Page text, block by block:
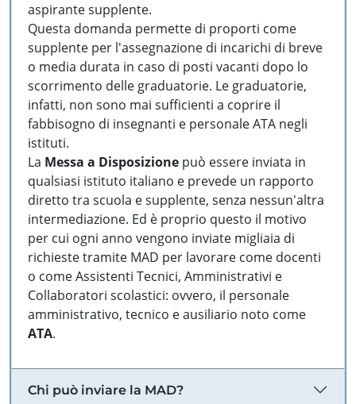
aspirante supplente.
Questa domanda permette di proporti come
supplente per l'assegnazione di incarichi di breve
o media durata in caso di posti vacanti dopo lo
scorrimento delle graduatorie. Le graduatorie,
infatti, non sono mai sufficienti a coprire il
fabbisogno di insegnanti e personale ATA negli
istituti.
La Messa a Disposizione può essere inviata in
qualsiasi istituto italiano e prevede un rapporto
diretto tra scuola e supplente, senza nessun'altra
intermediazione. Ed è proprio questo il motivo
per cui ogni anno vengono inviate migliaia di
richieste tramite MAD per lavorare come docenti
o come Assistenti Tecnici, Amministrativi e
Collaboratori scolastici: ovvero, il personale
amministrativo, tecnico e ausiliario noto come
ATA.
Chi può inviare la MAD?